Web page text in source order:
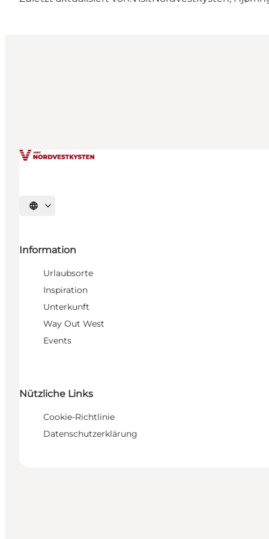
Sprache auswählen
Information
Urlaubsorte
Inspiration
Unterkunft
Way Out West
Events
Nützliche Links
Cookie-Richtlinie
Datenschutzerklärung